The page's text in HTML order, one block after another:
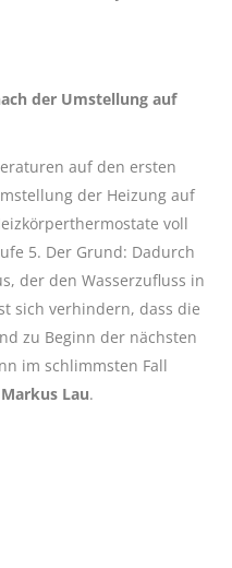
der Umstellung auf
auf den ersten
der Heizung auf
voll
5. Der Grund: Dadurch
der den Wasserzufluss in
sich verhindern, dass die
zu Beginn der nächsten
im schlimmsten Fall
Markus Lau.